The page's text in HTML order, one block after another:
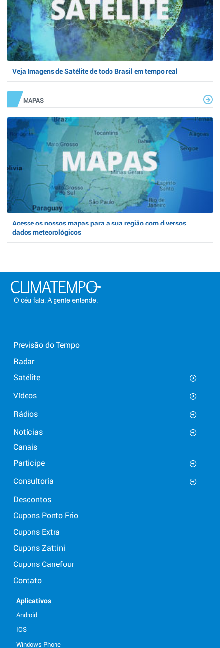
Veja Imagens de Satélite de todo Brasil em tempo real
MAPAS
Acesse os nossos mapas para a sua região com diversos
dados meteorológicos.
Previsão do Tempo
Radar
Satélite
Vídeos
Rádios
Notícias
Canais
Participe
Consultoria
Descontos
Cupons Ponto Frio
Cupons Extra
Cupons Zattini
Cupons Carrefour
Contato
Aplicativos
Android
IOS
Windows Phone